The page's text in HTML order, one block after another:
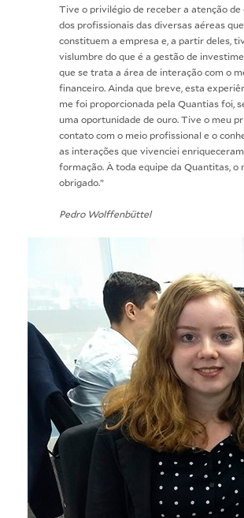
Tive o privilégio de receber a atenção de
dos profissionais das diversas aéreas que
constituem a empresa e, a partir deles,
vislumbre do que é a gestão de
que se trata a área de interação com o
financeiro. Ainda que breve, esta
me foi proporcionada pela Quantias foi,
uma oportunidade de ouro. Tive o meu
contato com o meio profissional e o
as interações que vivenciei
formação. À toda equipe da Quantitas, o
obrigado.”
Pedro Wolffenbüttel